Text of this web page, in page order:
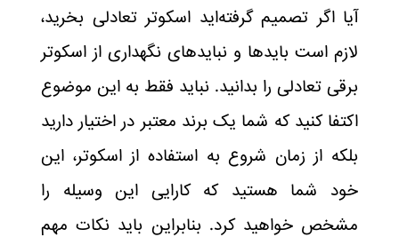
آیا اگر تصمیم گرفته‌اید اسکوتر تعادلی بخرید،
لازم است بایدها و نبایدهای نگهداری از اسکوتر
برقی تعادلی را بدانید. نباید فقط به این موضوع
اکتفا کنید که شما یک برند معتبر در اختیار دارید
بلکه از زمان شروع به استفاده از اسکوتر، این
خود شما هستید که کارایی این وسیله را
مشخص خواهید کرد. بنابراین باید نکات مهم